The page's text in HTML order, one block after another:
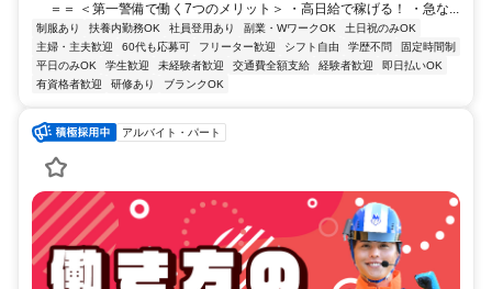
＝＝ ＜第一警備で働く7つのメリット＞ ・高日給で稼げる！ ・急な...
制服あり 扶養内勤務OK 社員登用あり 副業・WワークOK
土日祝のみOK
主婦・主夫歓迎
60代も応募可 フリーター歓迎 シフト自由 学歴不問
固定時間制
平日のみOK
学生歓迎 未経験者歓迎 交通費全額支給 経験者歓迎
即日払いOK
有資格者歓迎
研修あり ブランクOK
アルバイト・パート